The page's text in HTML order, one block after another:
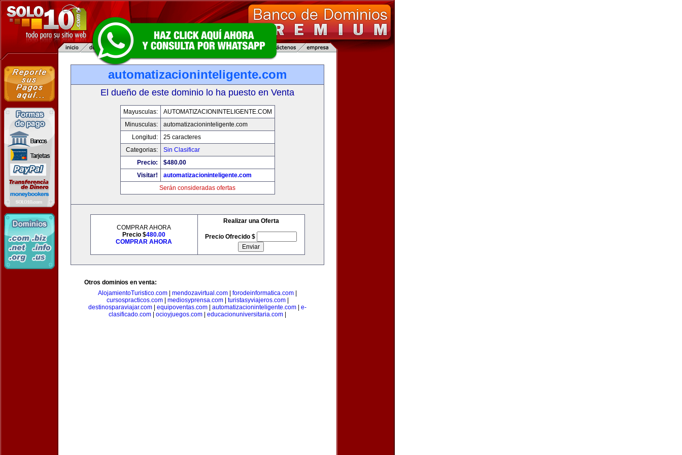
automatizacioninteligente.com
El dueño de este dominio lo ha puesto en Venta
Mayusculas:
AUTOMATIZACIONINTELIGENTE.COM
Minusculas:
automatizacioninteligente.com
Longitud:
25 caracteres
Categorias:
Sin Clasificar
Precio:
$480.00
Visitar!
automatizacioninteligente.com
Serán consideradas ofertas
COMPRAR AHORA
Precio $480.00
COMPRAR AHORA
Realizar una Oferta
Precio Ofrecido $
Otros dominios en venta:
AlojamientoTuristico.com
mendozavirtual.com forodeinformatica.com
cursospracticos.com| mediosyprensa.com| turistasyviajeros.com|
destinosparaviajar.com
equipoventas.com automatizacioninteligente.com
e-
clasificado.com
ocioyjuegos.com educacionuniversitaria.com